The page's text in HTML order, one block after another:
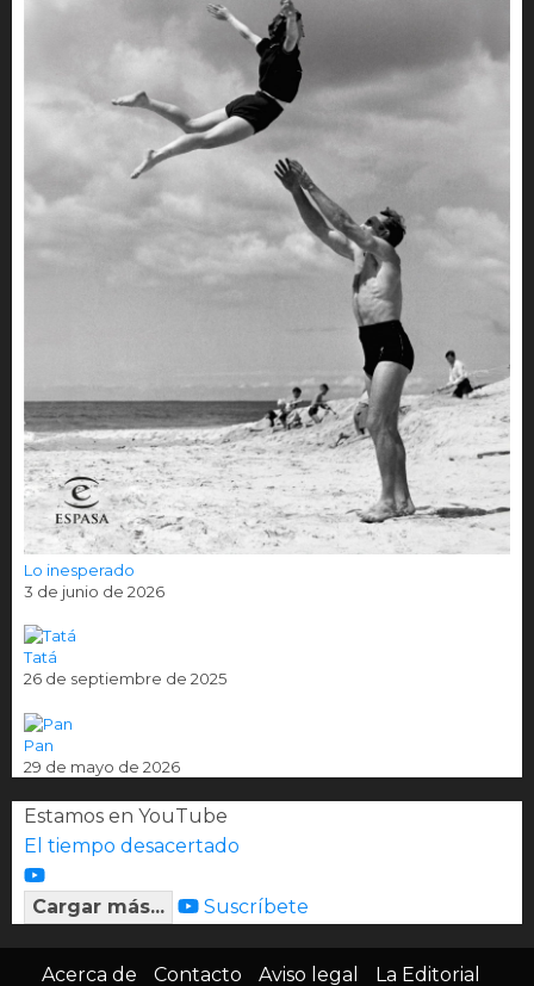
Lo inesperado
3 de junio de 2026
Tatá
26 de septiembre de 2025
Pan
29 de mayo de 2026
Estamos en YouTube
El tiempo desacertado
Cargar más... Suscríbete
Acerca de Contacto Aviso legal La Editorial